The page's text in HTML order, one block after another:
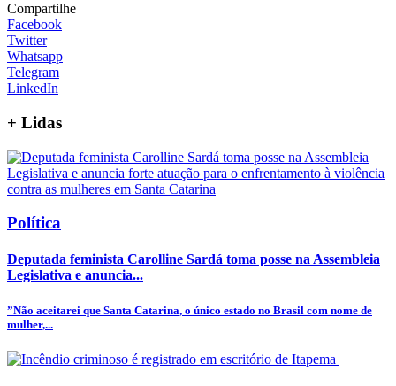
Compartilhe
Facebook
Twitter
Whatsapp
Telegram
LinkedIn
+ Lidas
Política
Deputada feminista Carolline Sardá toma posse na Assembleia
Legislativa e anuncia...
”Não aceitarei que Santa Catarina, o único estado no Brasil com nome de
mulher,...